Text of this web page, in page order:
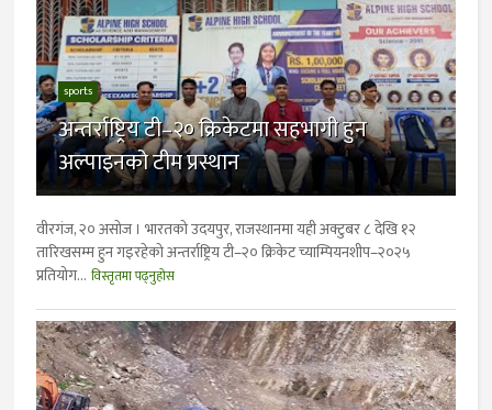
sports
अन्तर्राष्ट्रिय टी–२० क्रिकेटमा सहभागी हुन
अल्पाइनको टीम प्रस्थान
वीरगंज, २० असोज । भारतको उदयपुर, राजस्थानमा यही अक्टुबर ८ देखि १२
तारिखसम्म हुन गइरहेको अन्तर्राष्ट्रिय टी–२० क्रिकेट च्याम्पियनशीप–२०२५
प्रतियोग... विस्तृतमा पढ्नुहोस